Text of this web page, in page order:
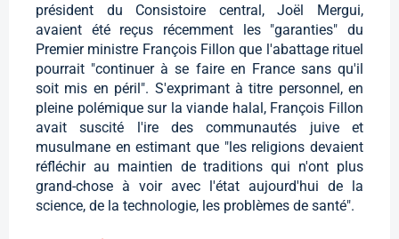
président du Consistoire central, Joël Mergui,
avaient été reçus récemment les "garanties" du
Premier ministre François Fillon que l'abattage rituel
pourrait "continuer à se faire en France sans qu'il
soit mis en péril". S'exprimant à titre personnel, en
pleine polémique sur la viande halal, François Fillon
avait suscité l'ire des communautés juive et
musulmane en estimant que "les religions devaient
réfléchir au maintien de traditions qui n'ont plus
grand-chose à voir avec l'état aujourd'hui de la
science, de la technologie, les problèmes de santé".